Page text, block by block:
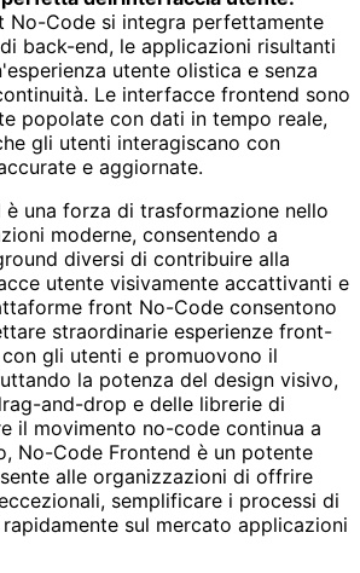
No-Code si integra perfettamente
back-end, le applicazioni risultanti
utente olistica e senza
Le interfacce frontend sono
popolate con dati in tempo reale,
gli utenti interagiscano con
e aggiornate.
una forza di trasformazione nello
moderne, consentendo a
diversi di contribuire alla
utente visivamente accattivanti e
front No-Code consentono
straordinarie esperienze front-
gli utenti e promuovono il
la potenza del design visivo,
and-drop e delle librerie di
il movimento no-code continua a
No-Code Frontend è un potente
alle organizzazioni di offrire
semplificare i processi di
sul mercato applicazioni